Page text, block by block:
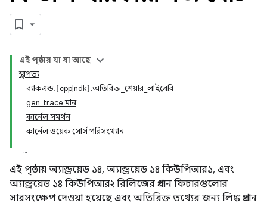
এই পৃষ্ঠায় যা যা আছে
স্থাপত্য
ব্যাকএন্ড.[cpp|ndk].অতিরিক্ত_শেয়ার_লাইব্রেরি
gen_trace মান
কার্নেল সমর্থন
কার্নেল ওয়েক সোর্স পরিসংখ্যান
এই পৃষ্ঠায় অ্যান্ড্রয়েড ১৪, অ্যান্ড্রয়েড ১৪ কিউপিআর১, এবং
অ্যান্ড্রয়েড ১৪ কিউপিআর২ রিলিজের প্রধান ফিচারগুলোর
সারসংক্ষেপ দেওয়া হয়েছে এবং অতিরিক্ত তথ্যের জন্য লিঙ্ক প্রদান